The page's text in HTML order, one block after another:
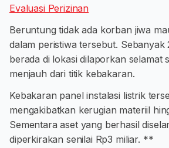
Evaluasi Perizinan
Beruntung tidak ada korban jiwa
dalam peristiwa tersebut. Sebanyak
berada di lokasi dilaporkan selamat
menjauh dari titik kebakaran.
Kebakaran panel instalasi listrik
mengakibatkan kerugian materiil
Sementara aset yang berhasil
diperkirakan senilai Rp3 miliar. **